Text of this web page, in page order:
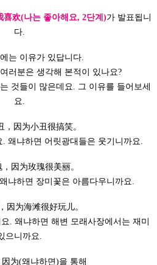
喜欢(나는 좋아해요, 2단계)가 발표됩니
다.
는 이유가 있답니다.
러분은 생각해 본적이 있나요?
것들이 많은데요. 그 이유를 들어보세
요.
，因为小丑很搞笑。
왜냐하면 어릿광대들은 웃기니까요.
因为玫瑰很美丽。
냐하면 장미꽃은 아름다우니까요.
因为海滩很好玩儿。
. 왜냐하면 해변 모래사장에서는 재미
으니까요.
为(왜냐하면)을 통해